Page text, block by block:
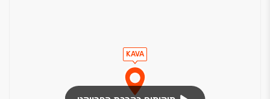
KAVA‏